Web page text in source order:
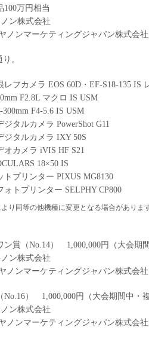
100万円相当
ン株式会社
ーケティングジャパン株式会社
。
レフカメラ EOS 60D・EF-S18-135 IS
F2.8L マクロ IS USM
300mm F4-5.6 IS USM
ジタルカメラ PowerShot G11
ジタルカメラ IXY 50S
オカメラ iVIS HF S21
18×50 IS
トプリンター PIXUS MG8130
ォトプリンター SELPHY CP800
り同等の他機種に変更となる場合がありま
ン賞（No.14） 1,000,000円（大会期
ン株式会社
ーケティングジャパン株式会社
No.16） 1,000,000円（大会期間中・
ン株式会社
ーケティングジャパン株式会社